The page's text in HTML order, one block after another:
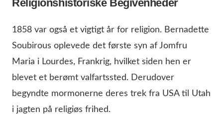
Religionshistoriske Begivenheder
1858 var også et vigtigt år for religion. Bernadette
Soubirous oplevede det første syn af Jomfru
Maria i Lourdes, Frankrig, hvilket siden hen er
blevet et berømt valfartssted. Derudover
begyndte mormonerne deres trek fra USA til Utah
i jagten på religiøs frihed.